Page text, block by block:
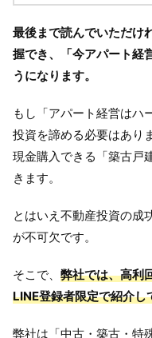
最後まで読んでいただけ
握でき、
「今アパート
うになります。
もし「アパート経営はハ
投資を諦める必要はあり
現金購入できる「築古戸
きます。
とはいえ不動産投資の成
が不可欠です。
そこで、 弊社では、高利
LINE登録者限定で紹介し
弊社は「中古・築古・特